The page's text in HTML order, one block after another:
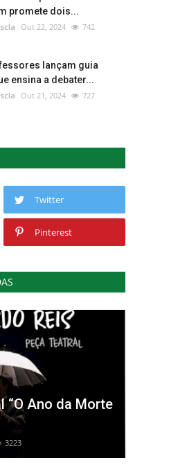
promete dois...
Out 22, 2024 742
lançam guia
ensina a debater...
Out 21, 2024 727
Twitter
Pinterest
“O Ano da Morte
3223